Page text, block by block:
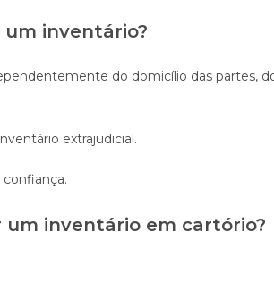
inventário?
do domicílio das partes,
extrajudicial.
um inventário em cartório?